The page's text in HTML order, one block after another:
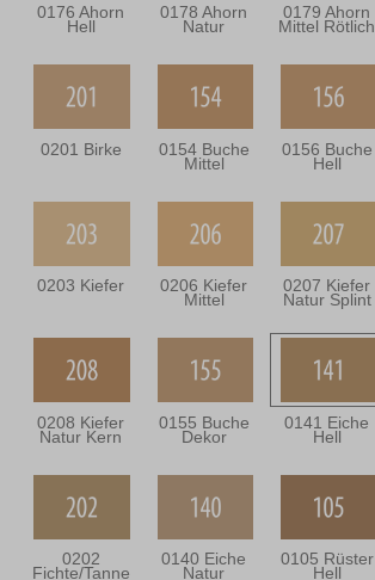
0176 Ahorn
Hell
0178 Ahorn
Natur
0179 Ahorn
Mittel Rötlich
0201 Birke 0154 Buche
Mittel
0156 Buche
Hell
0203 Kiefer 0206 Kiefer
Mittel
0207 Kiefer
Natur Splint
0208 Kiefer
Natur Kern
0155 Buche
Dekor
0141 Eiche
Hell
0202
Fichte/Tanne
0140 Eiche
Natur
0105 Rüster
Hell